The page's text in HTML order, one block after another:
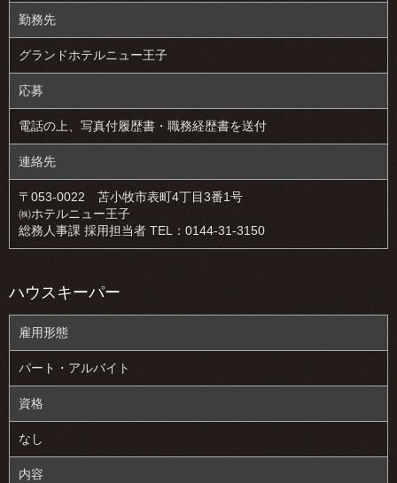
勤務先
グランドホテルニュー王子
応募
電話の上、写真付履歴書・職務経歴書を送付
連絡先
〒053-0022 苫小牧市表町4丁目3番1号
㈱ホテルニュー王子
総務人事課 採用担当者 TEL：0144-31-3150
ハウスキーパー
雇用形態
パート・アルバイト
資格
なし
内容